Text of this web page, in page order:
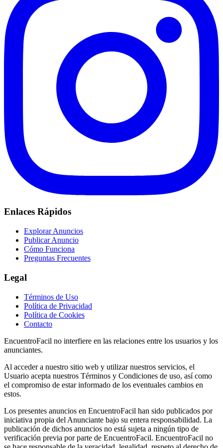
Enlaces Rápidos
Explorar Anuncios
Publicar Anuncio
Cómo Funciona
Preguntas Frecuentes
Legal
Términos de Uso
Política de Privacidad
Política de Cookies
Contacto
EncuentroFacil no interfiere en las relaciones entre los usuarios y los
anunciantes.
Al acceder a nuestro sitio web y utilizar nuestros servicios, el
Usuario acepta nuestros Términos y Condiciones de uso, así como
el compromiso de estar informado de los eventuales cambios en
estos.
Los presentes anuncios en EncuentroFacil han sido publicados por
iniciativa propia del Anunciante bajo su entera responsabilidad. La
publicación de dichos anuncios no está sujeta a ningún tipo de
verificación previa por parte de EncuentroFacil. EncuentroFacil no